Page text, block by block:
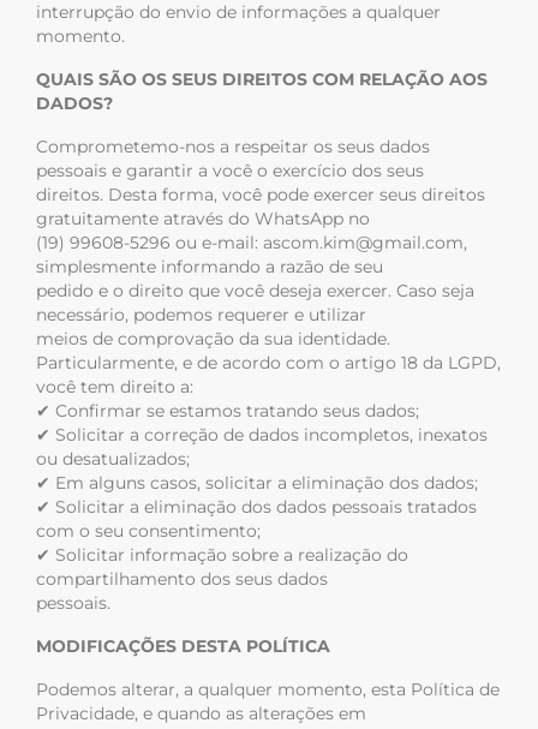
interrupção do envio de informações a qualquer
momento.
QUAIS SÃO OS SEUS DIREITOS COM RELAÇÃO AOS
DADOS?
Comprometemo-nos a respeitar os seus dados
pessoais e garantir a você o exercício dos seus
direitos. Desta forma, você pode exercer seus direitos
gratuitamente através do WhatsApp no
(19) 99608-5296 ou e-mail: ascom.kim@gmail.com,
simplesmente informando a razão de seu
pedido e o direito que você deseja exercer. Caso seja
necessário, podemos requerer e utilizar
meios de comprovação da sua identidade.
Particularmente, e de acordo com o artigo 18 da LGPD,
você tem direito a:
✔ Confirmar se estamos tratando seus dados;
✔ Solicitar a correção de dados incompletos, inexatos
ou desatualizados;
✔ Em alguns casos, solicitar a eliminação dos dados;
✔ Solicitar a eliminação dos dados pessoais tratados
com o seu consentimento;
✔ Solicitar informação sobre a realização do
compartilhamento dos seus dados
pessoais.
MODIFICAÇÕES DESTA POLÍTICA
Podemos alterar, a qualquer momento, esta Política de
Privacidade, e quando as alterações em